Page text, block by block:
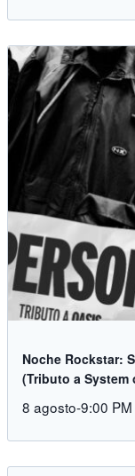
Noche Rockstar:
(Tributo a System
8 agosto-9:00 PM